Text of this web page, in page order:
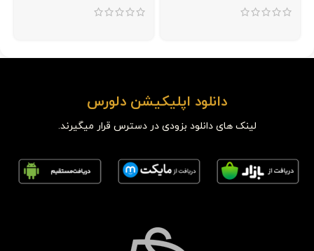
دانلود اپلیکیشن دلورس
لینک های دانلود بزودی در دسترس قرار میگیرند.